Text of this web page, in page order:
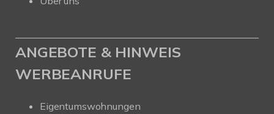
ANGEBOTE & HINWEIS
WERBEANRUFE
Eigentumswohnungen